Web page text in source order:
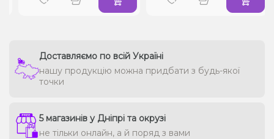
Доставляємо по всій Україні
нашу продукцію можна придбати з будь-якої
точки
5 магазинів у Дніпрі та окрузі
не тільки онлайн, а й поряд з вами